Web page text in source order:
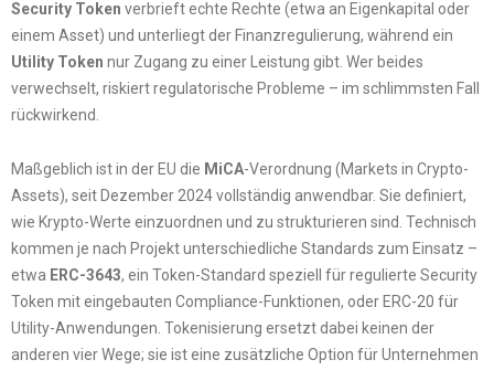
Security Token verbrieft echte Rechte (etwa an Eigenkapital oder
einem Asset) und unterliegt der Finanzregulierung, während ein
Utility Token nur Zugang zu einer Leistung gibt. Wer beides
verwechselt, riskiert regulatorische Probleme – im schlimmsten Fall
rückwirkend.
Maßgeblich ist in der EU die MiCA-Verordnung (Markets in Crypto-
Assets), seit Dezember 2024 vollständig anwendbar. Sie definiert,
wie Krypto-Werte einzuordnen und zu strukturieren sind. Technisch
kommen je nach Projekt unterschiedliche Standards zum Einsatz –
etwa ERC-3643, ein Token-Standard speziell für regulierte Security
Token mit eingebauten Compliance-Funktionen, oder ERC-20 für
Utility-Anwendungen. Tokenisierung ersetzt dabei keinen der
anderen vier Wege; sie ist eine zusätzliche Option für Unternehmen